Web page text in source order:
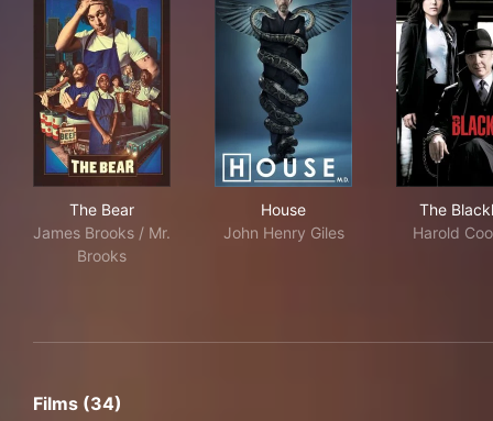
The Bear
James Brooks / Mr.
Brooks
House
John Henry Giles
The
Harold
Films (34)